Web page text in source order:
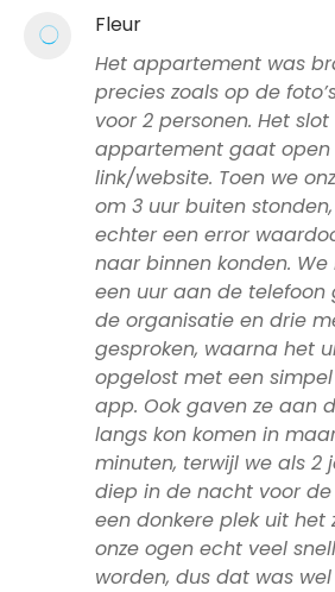
Fleur
Het appartement was
precies zoals op de
voor 2 personen. Het
appartement gaat open
link/website. Toen we
om 3 uur buiten
echter een error
naar binnen konden.
een uur aan de
de organisatie en drie
gesproken, waarna het
opgelost met een
app. Ook gaven ze aan
langs kon komen in
minuten, terwijl we als 2
diep in de nacht voor
een donkere plek uit het
onze ogen echt veel
worden, dus dat was